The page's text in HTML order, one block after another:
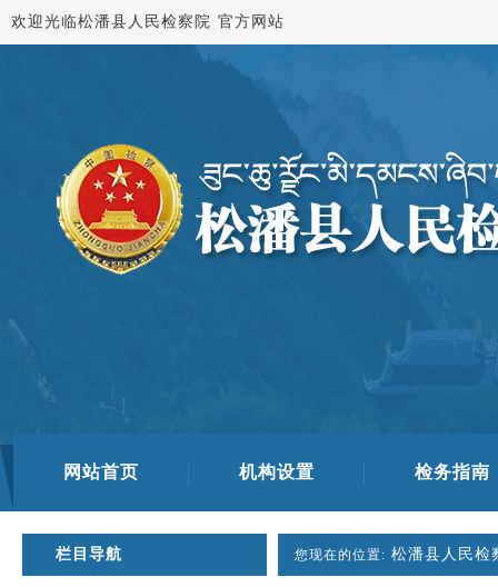
欢迎光临松潘县人民检察院 官方网站
网站首页 机构设置 检务指南
栏目导航 您现在的位置: 松潘县人民